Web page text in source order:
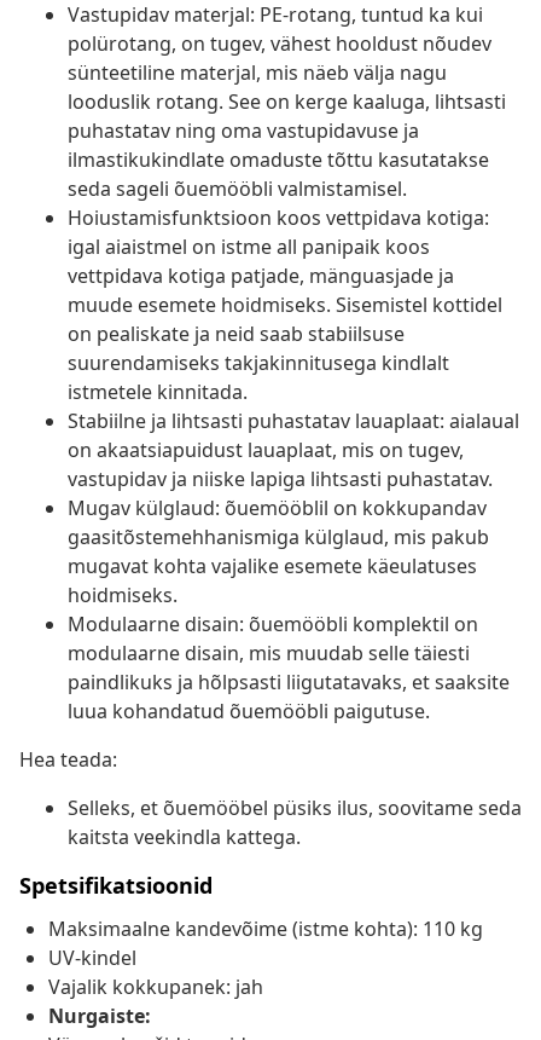
Vastupidav materjal: PE-rotang, tuntud ka kui
polürotang, on tugev, vähest hooldust nõudev
sünteetiline materjal, mis näeb välja nagu
looduslik rotang. See on kerge kaaluga, lihtsasti
puhastatav ning oma vastupidavuse ja
ilmastikukindlate omaduste tõttu kasutatakse
seda sageli õuemööbli valmistamisel.
Hoiustamisfunktsioon koos vettpidava kotiga:
igal aiaistmel on istme all panipaik koos
vettpidava kotiga patjade, mänguasjade ja
muude esemete hoidmiseks. Sisemistel kottidel
on pealiskate ja neid saab stabiilsuse
suurendamiseks takjakinnitusega kindlalt
istmetele kinnitada.
Stabiilne ja lihtsasti puhastatav lauaplaat: aialaual
on akaatsiapuidust lauaplaat, mis on tugev,
vastupidav ja niiske lapiga lihtsasti puhastatav.
Mugav külglaud: õuemööblil on kokkupandav
gaasitõstemehhanismiga külglaud, mis pakub
mugavat kohta vajalike esemete käeulatuses
hoidmiseks.
Modulaarne disain: õuemööbli komplektil on
modulaarne disain, mis muudab selle täiesti
paindlikuks ja hõlpsasti liigutatavaks, et saaksite
luua kohandatud õuemööbli paigutuse.
Hea teada:
Selleks, et õuemööbel püsiks ilus, soovitame seda
kaitsta veekindla kattega.
Spetsifikatsioonid
Maksimaalne kandevõime (istme kohta): 110 kg
UV-kindel
Vajalik kokkupanek: jah
Nurgaiste: